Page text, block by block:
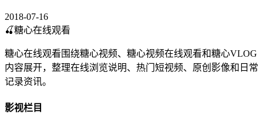
2018-07-16
🍒糖心在线观看
糖心在线观看围绕糖心视频、糖心视频在线观看和糖心VLOG
内容展开，整理在线浏览说明、热门短视频、原创影像和日常
记录资讯。
影视栏目